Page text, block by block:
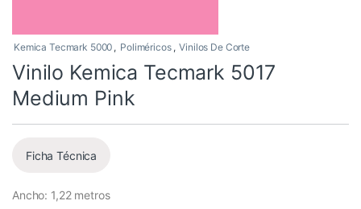
Kemica Tecmark 5000 , Poliméricos , Vinilos De Corte
Vinilo Kemica Tecmark 5017
Medium Pink
Ficha Técnica
Ancho: 1,22 metros